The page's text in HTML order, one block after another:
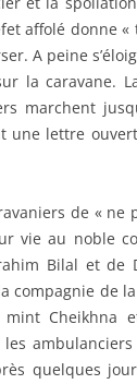
affolé donne «
A peine
la caravane.
marchent
une lettre
de « ne
vie au noble
Bilal et de
compagnie de
Cheikhna
les
quelques